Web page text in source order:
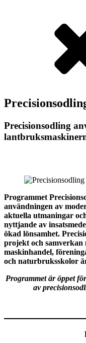
Precisionsodling
Programmet
användningen av
aktuella utmaningar
nyttjande av
ökad lönsamhet.
projekt och
maskinhandel,
och naturbruksskolor
Programmet är öppet
av